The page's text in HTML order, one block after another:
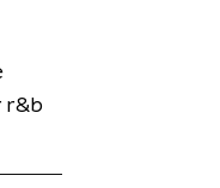
r&b